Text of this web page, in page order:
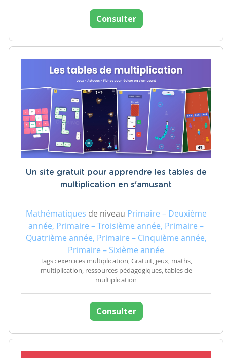
Consulter
Un site gratuit pour apprendre les tables de
multiplication en s'amusant
Mathématiques de niveau Primaire – Deuxième
année, Primaire – Troisième année, Primaire –
Quatrième année, Primaire – Cinquième année,
Primaire – Sixième année
Tags : exercices multiplication, Gratuit, jeux, maths,
multiplication, ressources pédagogiques, tables de
multiplication
Consulter